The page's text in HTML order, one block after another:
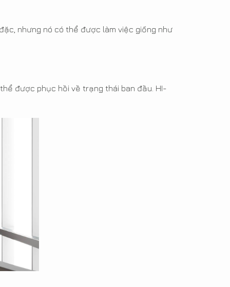
nhưng nó có thể được làm việc giống như
được phục hồi về trạng thái ban đầu. HI-